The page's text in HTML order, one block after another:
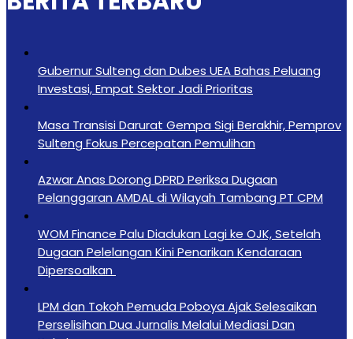
Gubernur Sulteng dan Dubes UEA Bahas Peluang
Investasi, Empat Sektor Jadi Prioritas
Masa Transisi Darurat Gempa Sigi Berakhir, Pemprov
Sulteng Fokus Percepatan Pemulihan
Azwar Anas Dorong DPRD Periksa Dugaan
Pelanggaran AMDAL di Wilayah Tambang PT CPM
‎WOM Finance Palu Diadukan Lagi ke OJK, Setelah
Dugaan Pelelangan Kini Penarikan Kendaraan
Dipersoalkan ‎
LPM dan Tokoh Pemuda Poboya Ajak Selesaikan
Perselisihan Dua Jurnalis Melalui Mediasi Dan